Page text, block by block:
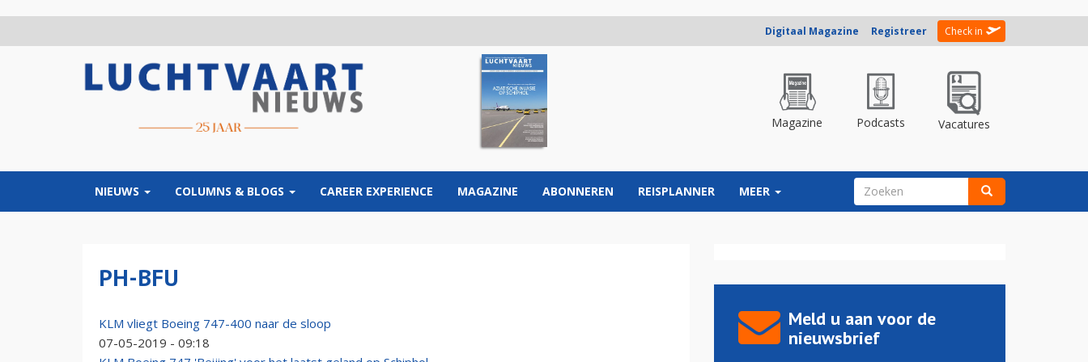
Digitaal Magazine Registreer Check in
Magazine Podcasts Vacatures
NIEUWS COLUMNS & BLOGS CAREER EXPERIENCE MAGAZINE ABONNEREN REISPLANNER MEER ZOEKVELD
PH-BFU
KLM vliegt Boeing 747-400 naar de sloop
07-05-2019 - 09:18
Meld u aan voor de
nieuwsbrief